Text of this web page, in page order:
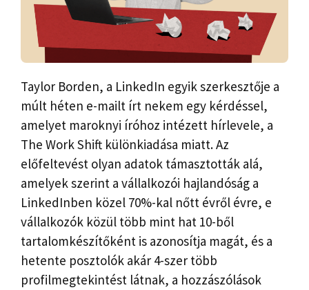
Taylor Borden, a LinkedIn egyik szerkesztője a
múlt héten e-mailt írt nekem egy kérdéssel,
amelyet maroknyi íróhoz intézett hírlevele, a
The Work Shift különkiadása miatt. Az
előfeltevést olyan adatok támasztották alá,
amelyek szerint a vállalkozói hajlandóság a
LinkedInben közel 70%-kal nőtt évről évre, e
vállalkozók közül több mint hat 10-ből
tartalomkészítőként is azonosítja magát, és a
hetente posztolók akár 4-szer több
profilmegtekintést látnak, a hozzászólások